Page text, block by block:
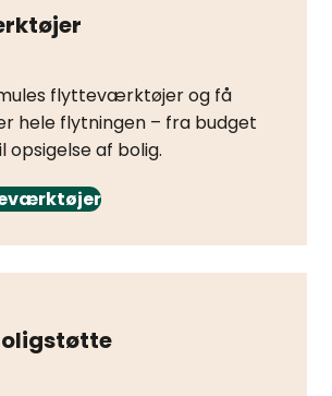
flytteværktøjer og få
hele flytningen – fra budget
opsigelse af bolig.